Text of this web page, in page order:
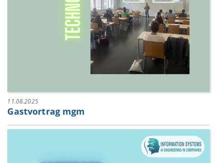
11.08.2025
Gastvortrag mgm